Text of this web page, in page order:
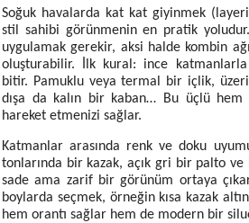
Soğuk havalarda kat kat giyinmek
stil sahibi görünmenin en pratik
uygulamak gerekir, aksi halde kombin
oluşturabilir. İlk kural: ince
bitir. Pamuklu veya termal bir içlik,
dışa da kalın bir kaban… Bu üçlü hem
hareket etmenizi sağlar.
Katmanlar arasında renk ve doku
tonlarında bir kazak, açık gri bir palto
sade ama zarif bir görünüm ortaya
boylarda seçmek, örneğin kısa kazak
hem orantı sağlar hem de modern bir